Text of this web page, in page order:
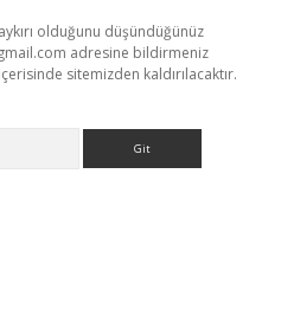
olduğunu düşündüğünüz
adresine bildirmeniz
sitemizden kaldırılacaktır.